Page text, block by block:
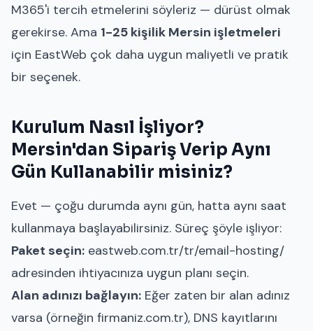
M365'i tercih etmelerini söyleriz — dürüst olmak
gerekirse. Ama 1-25 kişilik Mersin işletmeleri
için EastWeb çok daha uygun maliyetli ve pratik
bir seçenek.
Kurulum Nasıl İşliyor?
Mersin'dan Sipariş Verip Aynı
Gün Kullanabilir misiniz?
Evet — çoğu durumda aynı gün, hatta aynı saat
kullanmaya başlayabilirsiniz. Süreç şöyle işliyor:
Paket seçin: eastweb.com.tr/tr/email-hosting/
adresinden ihtiyacınıza uygun planı seçin.
Alan adınızı bağlayın: Eğer zaten bir alan adınız
varsa (örneğin firmaniz.com.tr), DNS kayıtlarını